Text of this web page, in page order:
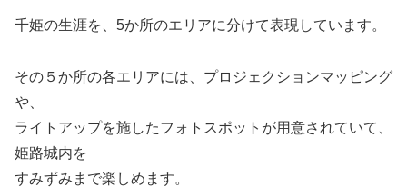
千姫の生涯を、5か所のエリアに分けて表現しています。
その５か所の各エリアには、プロジェクションマッピング
や、
ライトアップを施したフォトスポットが用意されていて、
姫路城内を
すみずみまで楽しめます。